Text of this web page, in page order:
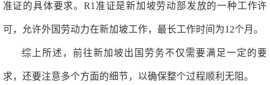
准证的具体要求。R1准证是新加坡劳动部发放的一种工作许
可，允许外国劳动力在新加坡工作，最长工作时间为12个月。
综上所述，前往新加坡出国劳务不仅需要满足一定的要
求，还要注意多个方面的细节，以确保整个过程顺利无阻。